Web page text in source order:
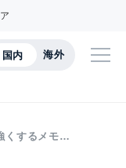
国内 海外
くするメモ…